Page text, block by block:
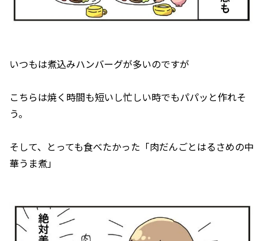
いつもは煮込みハンバーグが多いのですが
こちらは焼く時間も短いし忙しい時でもパパッと作れそ
う。
そして、とっても食べたかった「肉だんごとはるさめの中
華うま煮」